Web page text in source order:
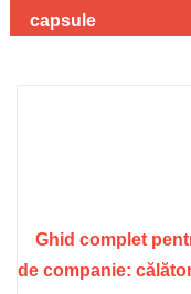
capsule
Ghid complet
de companie: